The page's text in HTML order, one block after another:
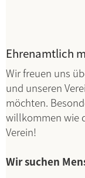
Ehrenamtlich
Wir freuen uns
und unseren
möchten.
willkommen wie
Verein!
Wir suchen